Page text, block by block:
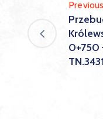
Previous
0+750